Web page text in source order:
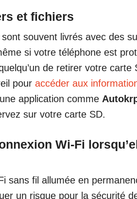
et fichiers
souvent livrés avec des
si votre téléphone est
de retirer votre carte
pour accéder aux
application comme
sur votre carte SD.
Wi-Fi
sans fil allumée en
un risque pour la sécurité